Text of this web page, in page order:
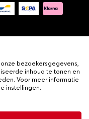
en cookiebeleid
bezoekersgegevens,
inhoud te tonen en
Voor meer informatie
instellingen.